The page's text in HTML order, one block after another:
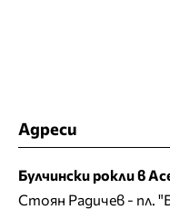
Адреси
Булчински рокли в
Стоян Радичев - пл.